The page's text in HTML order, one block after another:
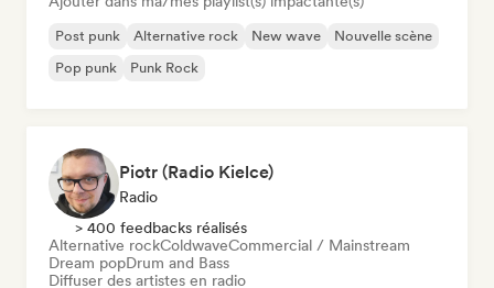
Post punk Alternative rock New wave
Nouvelle scène
Pop punk
Punk Rock
Piotr (Radio Kielce)
Radio
> 400 feedbacks réalisés
Alternative rockColdwaveCommercial / Mainstream
Dream popDrum and Bass
Diffuser des artistes en radio